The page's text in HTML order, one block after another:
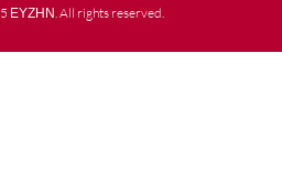
ΕΥΖΗΝ. All rights reserved.